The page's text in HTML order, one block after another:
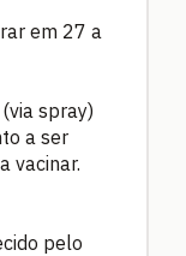
em 27 a
spray)
a ser
vacinar.
pelo